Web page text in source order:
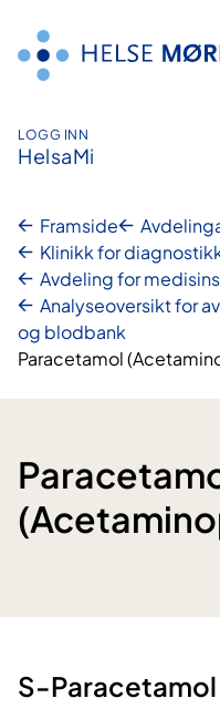
innhald
LOGG INN
HelsaMi
Framside
Klinikk for
Avdeling for
Analyseoversikt for
og blodbank
Paracetamol
​S-